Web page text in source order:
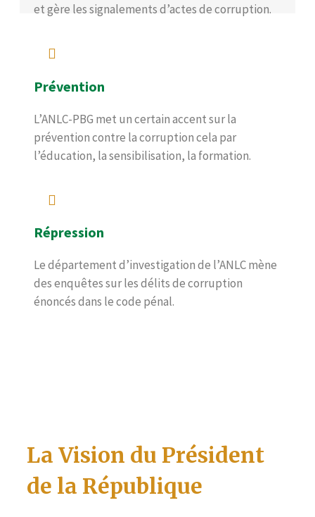
et gère les signalements d’actes de corruption.
Prévention
L’ANLC-PBG met un certain accent sur la
prévention contre la corruption cela par
l’éducation, la sensibilisation, la formation.
Répression
Le département d’investigation de l’ANLC mène
des enquêtes sur les délits de corruption
énoncés dans le code pénal.
La Vision du Président
de la République